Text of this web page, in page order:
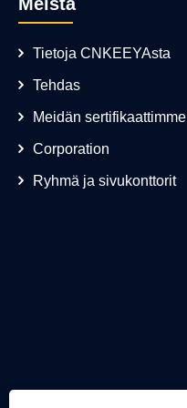
Tietoja CNKEEYAsta
Tehdas
Meidän sertifikaattimme
Corporation
Ryhmä ja sivukonttorit